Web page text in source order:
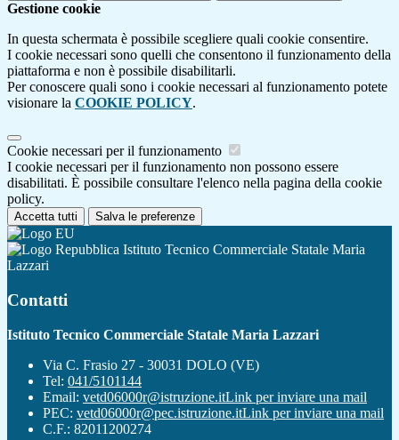
Gestione cookie
In questa schermata è possibile scegliere quali cookie consentire.
I cookie necessari sono quelli che consentono il funzionamento della
piattaforma e non è possibile disabilitarli.
Per conoscere quali sono i cookie necessari al funzionamento potete
visionare la COOKIE POLICY.
Cookie necessari per il funzionamento
I cookie necessari per il funzionamento non possono essere
disabilitati. È possibile consultare l'elenco nella pagina della cookie
policy.
Accetta tutti Salva le preferenze
Istituto Tecnico Commerciale Statale Maria
Lazzari
Contatti
Istituto Tecnico Commerciale Statale Maria Lazzari
Via C. Frasio 27 - 30031 DOLO (VE)
Tel: 041/5101144
Email: vetd06000r@istruzione.itLink per inviare una mail
PEC: vetd06000r@pec.istruzione.itLink per inviare una mail
C.F.: 82011200274